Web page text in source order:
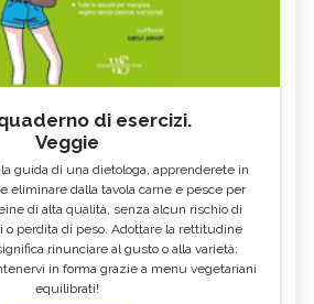
di esercizi.
Veggie
guida di una dietologa, apprenderete in
eliminare dalla tavola carne e pesce per
di alta qualità, senza alcun rischio di
o perdita di peso. Adottare la rettitudine
rinunciare al gusto o alla varietà:
in forma grazie a menu vegetariani
equilibrati!